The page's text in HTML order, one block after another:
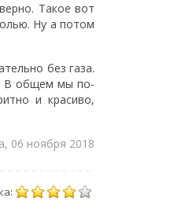
Такое вот
Ну а потом
без газа.
В общем мы по-
и красиво,
06 ноября 2018